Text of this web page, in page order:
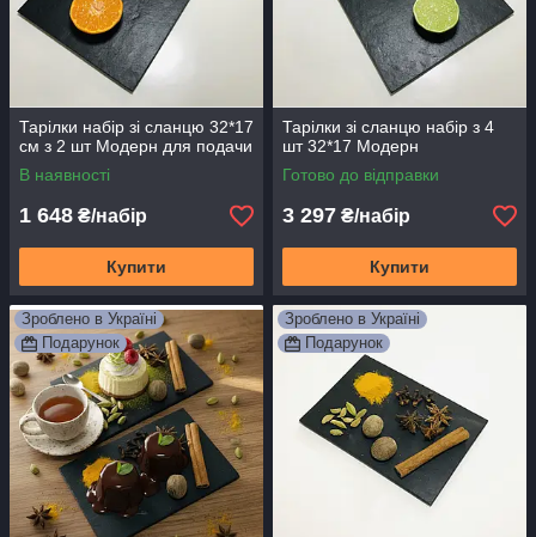
Тарілки набір зі сланцю 32*17
см з 2 шт Модерн для подачи
В наявності
1 648 ₴/набір
Купити
Тарілки зі сланцю набір з 4
шт 32*17 Модерн
Готово до відправки
3 297 ₴/набір
Купити
Зроблено в Україні
Подарунок
Зроблено в Україні
Подарунок